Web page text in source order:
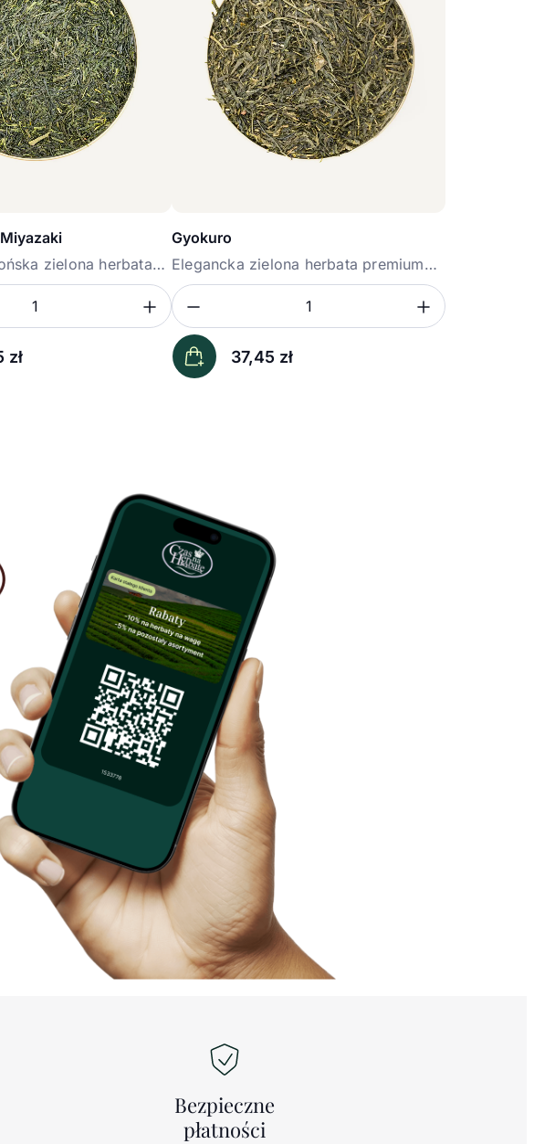
zielona herbata
zł
ilość Zwiększ ilość
Gyokuro
Elegancka zielona herbata premium
o...
37,45 zł
IlośćZmniejsz ilość Zwiększ
Bezpieczne
płatności